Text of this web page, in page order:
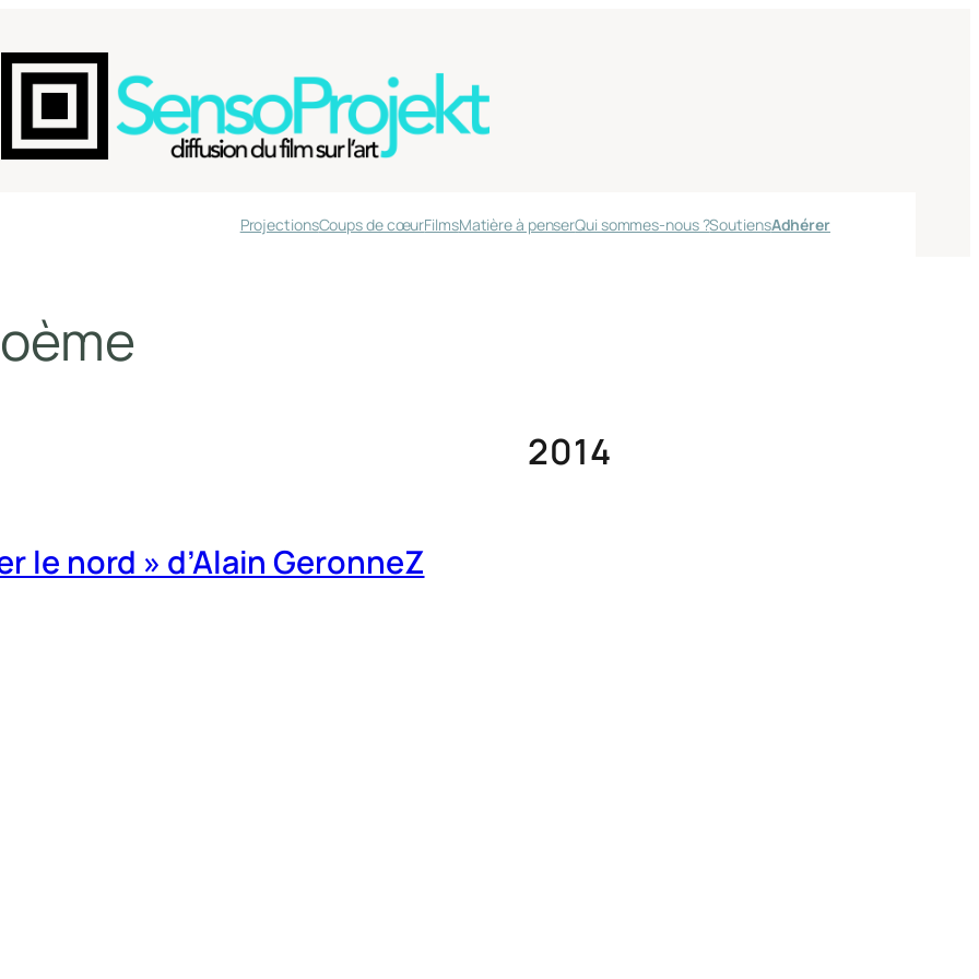
ProjectionsCoups de cœurFilmsMatière à penserQui sommes-nous ?SoutiensAdhérer
2014
le nord » d’Alain GeronneZ